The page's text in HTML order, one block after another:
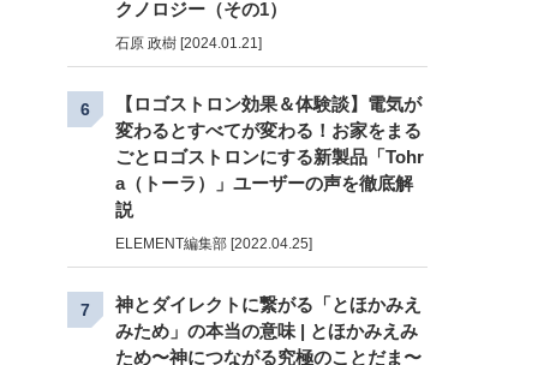
クノロジー（その1）
石原 政樹 [2024.01.21]
6
【ロゴストロン効果＆体験談】電気が
変わるとすべてが変わる！お家をまる
ごとロゴストロンにする新製品「Tohr
a（トーラ）」ユーザーの声を徹底解
説
ELEMENT編集部 [2022.04.25]
7
神とダイレクトに繋がる「とほかみえ
みため」の本当の意味 | とほかみえみ
ため〜神につながる究極のことだま〜